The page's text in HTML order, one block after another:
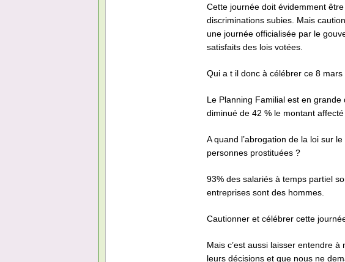
Cette journée doit évidemment
discriminations subies. Mais
une journée officialisée par le
satisfaits des lois votées.
Qui a t il donc à célébrer ce 8 mars
Le Planning Familial est en
diminué de 42 % le montant
A quand l’abrogation de la loi sur
personnes prostituées ?
93% des salariés à temps partiel
entreprises sont des hommes.
Cautionner et célébrer cette
Mais c’est aussi laisser entendre
leurs décisions et que nous ne